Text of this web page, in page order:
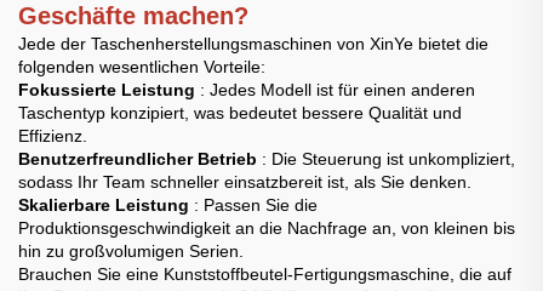
Geschäfte machen?
Jede der Taschenherstellungsmaschinen von XinYe bietet die
folgenden wesentlichen Vorteile:
Fokussierte Leistung : Jedes Modell ist für einen anderen
Taschentyp konzipiert, was bedeutet bessere Qualität und
Effizienz.
Benutzerfreundlicher Betrieb : Die Steuerung ist unkompliziert,
sodass Ihr Team schneller einsatzbereit ist, als Sie denken.
Skalierbare Leistung : Passen Sie die
Produktionsgeschwindigkeit an die Nachfrage an, von kleinen bis
hin zu großvolumigen Serien.
Brauchen Sie eine Kunststoffbeutel-Fertigungsmaschine, die auf